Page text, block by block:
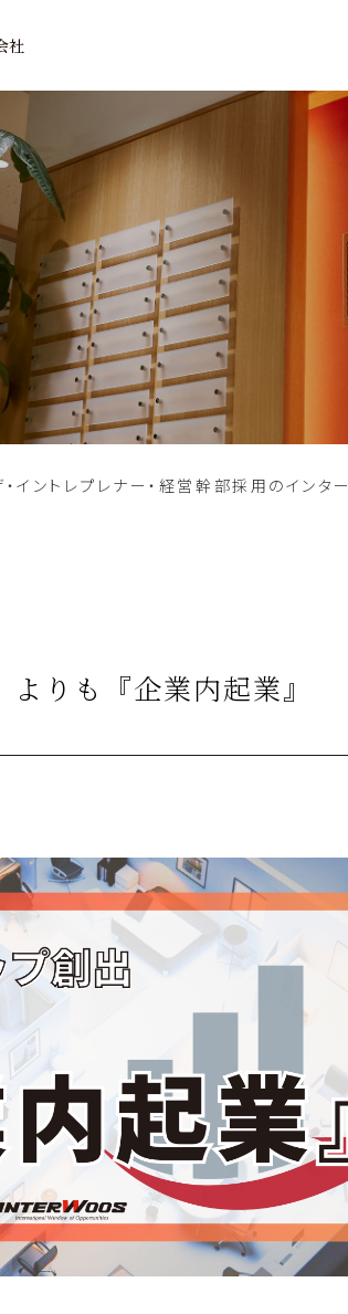
社
イントレプレナー・経営幹部採用のインター
よりも『企業内起業』